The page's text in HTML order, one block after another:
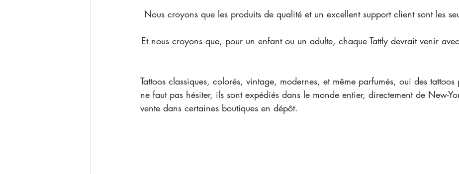
Nous croyons que les produits de qualité et un excellent support client sont les
Et nous croyons que, pour un enfant ou un adulte, chaque Tattly devrait venir
Tattoos classiques, colorés, vintage, modernes, et même parfumés, oui des tattoos
ne faut pas hésiter, ils sont expédiés dans le monde entier, directement de New-
vente dans certaines boutiques en dépôt.